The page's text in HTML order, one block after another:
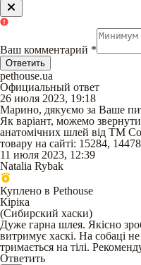
Ваш комментарий *
Ответить
pethouse.ua
Официальный ответ
26 июля 2023, 19:18
Марино, дякуємо за Ваше
Як варіант, можемо
анатомічних шлей від ТМ
товару на сайті: 15284,
11 июля 2023, 12:39
Natalia Rybak
Куплено в Pethouse
Кіріка
(Сибирский хаски)
Дуже гарна шлея. Якісно
витримує хаскі. На собаці
тримається на тілі.
Ответить